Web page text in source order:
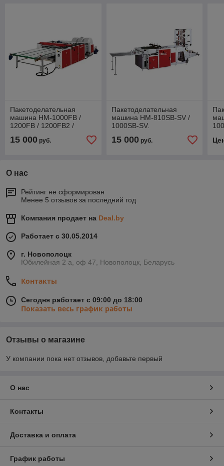
Пакетоделательная
машина HM-1000FB /
1200FB / 1200FB2 /
1600FB
15 000 руб.
Пакетоделательная
машина HM-810SB-SV /
1000SB-SV.
15 000руб.
О нас
Рейтинг не сформирован
Менее 5 отзывов за последний год
Компания продает на Deal.by
Работает с 30.05.2014
г. Новополоцк
Юбилейная 2 а, оф 47, Новополоцк, Беларусь
Контакты
Сегодня работает с 09:00 до 18:00
Показать весь график работы
Отзывы о магазине
У компании пока нет отзывов, добавьте первый
О нас
Контакты
Доставка и оплата
График работы